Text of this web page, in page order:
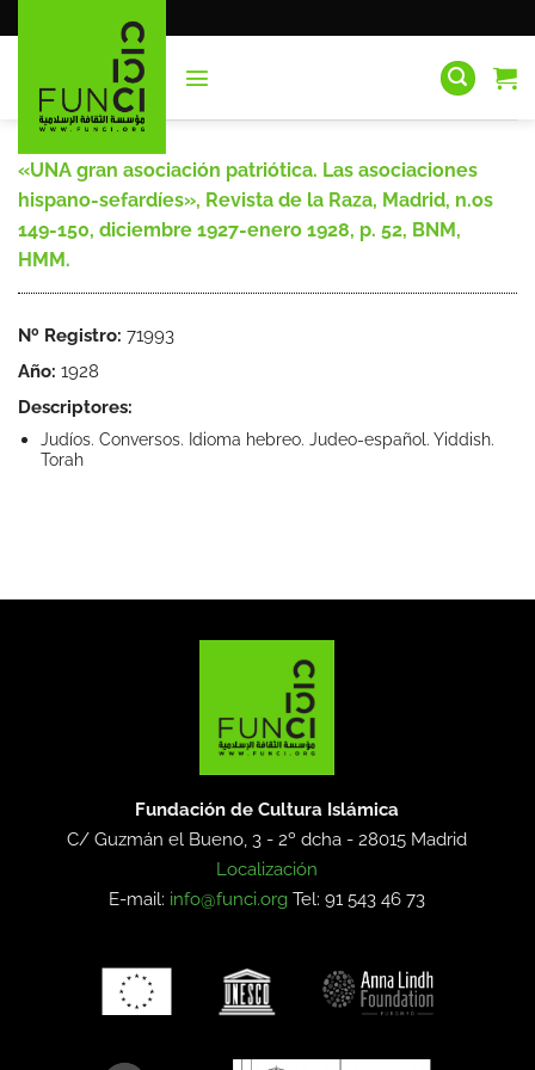
al
«UNA gran asociación patriótica. Las asociaciones
hispano-sefardíes», Revista de la Raza, Madrid, n.os
149-150, diciembre 1927-enero 1928, p. 52, BNM,
HMM.
Nº Registro: 71993
Año: 1928
Descriptores:
Judíos. Conversos. Idioma hebreo. Judeo-español. Yiddish.
Torah
Fundación de Cultura Islámica
C/ Guzmán el Bueno, 3 - 2º dcha -28015 Madrid
Localización
E-mail: info@funci.org Tel: 91 543 46 73